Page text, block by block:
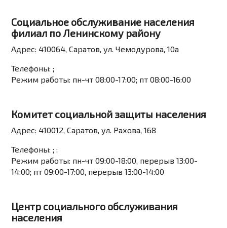
Социальное обслуживание населения
филиал по Ленинскому району
Адрес: 410064, Саратов, ул. Чемодурова, 10а
Телефоны: ;
Режим работы: пн-чт 08:00-17:00; пт 08:00-16:00
Комитет социальной защиты населения
Адрес: 410012, Саратов, ул. Рахова, 168
Телефоны: ; ;
Режим работы: пн-чт 09:00-18:00, перерыв 13:00-
14:00; пт 09:00-17:00, перерыв 13:00-14:00
Центр социального обслуживания
населения